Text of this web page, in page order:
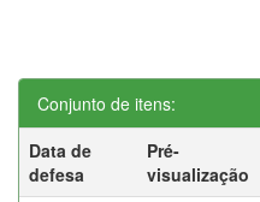
Conjunto de itens:
Data de
defesa
Pré-
visualização